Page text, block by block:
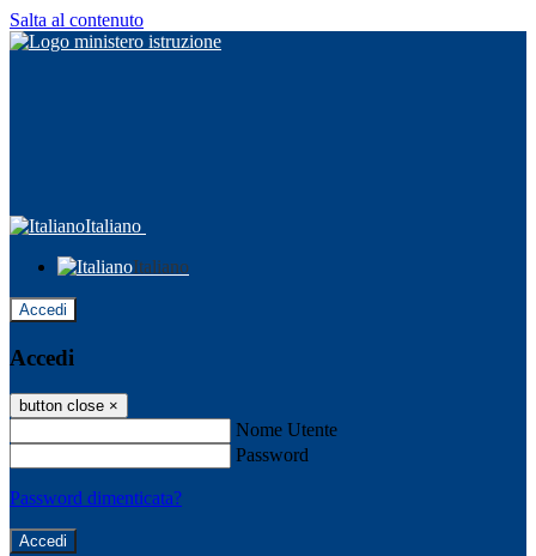
Salta al contenuto
Italiano
Italiano
Accedi
Accedi
button close ×
Nome Utente
Password
Password dimenticata?